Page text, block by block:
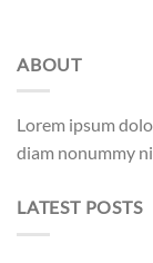
ABOUT
Lorem ipsum
diam nonummy
LATEST POSTS